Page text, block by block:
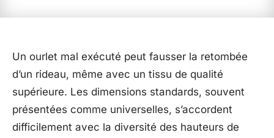
Un ourlet mal exécuté peut fausser la retombée
d’un rideau, même avec un tissu de qualité
supérieure. Les dimensions standards, souvent
présentées comme universelles, s’accordent
difficilement avec la diversité des hauteurs de